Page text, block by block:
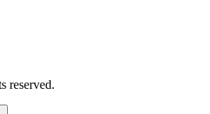
reserved.